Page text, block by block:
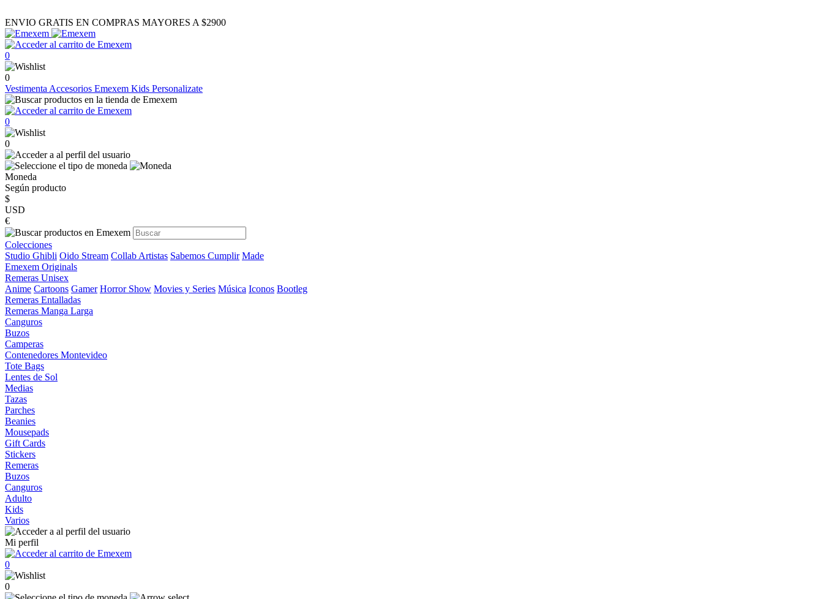
ENVIO GRATIS EN COMPRAS MAYORES A $2900
0
0
Vestimenta Accesorios Emexem Kids Personalizate
0
0
Moneda
Según producto
$
USD
€
Colecciones
Studio Ghibli Oido Stream Collab Artistas Sabemos Cumplir Made
Emexem Originals
Remeras Unisex
Anime Cartoons Gamer Horror Show Movies y Series Música Iconos Bootleg
Remeras Entalladas
Remeras Manga Larga
Canguros
Buzos
Camperas
Contenedores Montevideo
Tote Bags
Lentes de Sol
Medias
Tazas
Parches
Beanies
Mousepads
Gift Cards
Stickers
Remeras
Buzos
Canguros
Adulto
Kids
Varios
Mi perfil
0
0